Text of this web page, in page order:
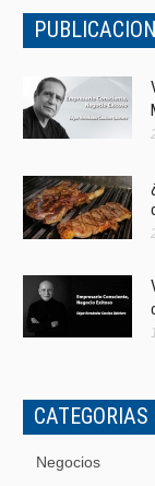
CATEGORIAS
Negocios